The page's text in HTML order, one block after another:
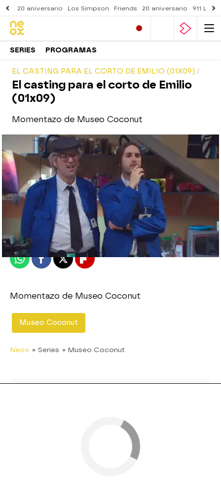
20 aniversario Los Simpson Friends 20 aniversario 911
SERIES PROGRAMAS
EL CASTING PARA EL CORTO DE EMILIO (01X09)
El casting para el corto de Emilio
(01x09)
Momentazo de Museo Coconut
neox
Publicado: 20 de diciembre de 2010, 13:18
WhatsappFacebook
X Flipboard
Momentazo de Museo Coconut
Museo Coconut
Neox » Series » Museo Coconut